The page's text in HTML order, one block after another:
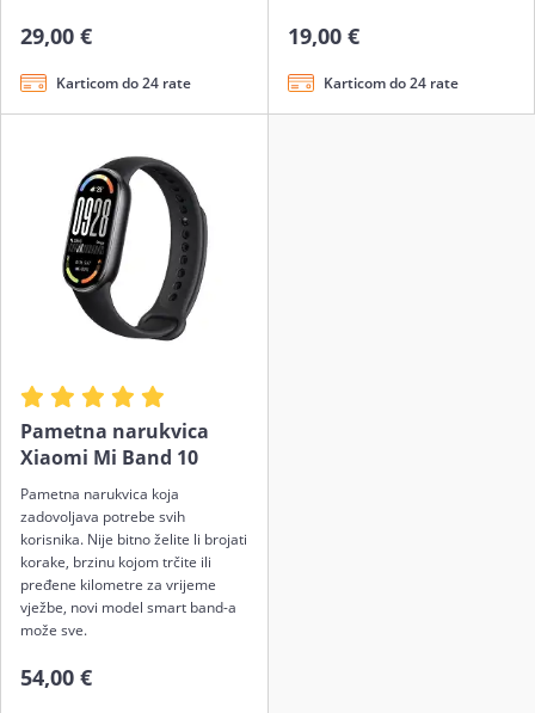
29,00 €
Karticom do 24 rate
19,00 €
Karticom do 24 rate
Pametna narukvica
Xiaomi Mi Band 10
Pametna narukvica koja
zadovoljava potrebe svih
korisnika. Nije bitno želite li brojati
korake, brzinu kojom trčite ili
pređene kilometre za vrijeme
vježbe, novi model smart band-a
može sve.
54,00 €